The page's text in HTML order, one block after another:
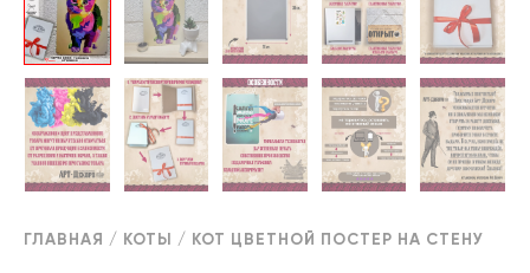
ГЛАВНАЯ / КОТЫ / КОТ ЦВЕТНОЙ ПОСТЕР НА СТЕНУ